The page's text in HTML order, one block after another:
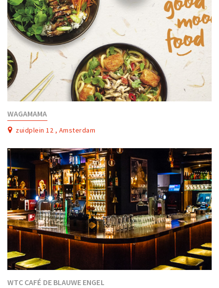
WAGAMAMA
zuidplein 12 , Amsterdam
WTC CAFÉ DE BLAUWE ENGEL